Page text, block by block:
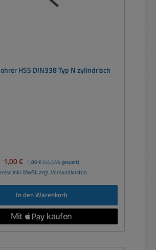
HSS DIN338 Typ N zylindrisch
Verkaufspreis:
1,00 € Regulärer Preis:
1,80 € (44.44% gespart)
inkl. MwSt. zzgl. Versandkosten
In den Warenkorb